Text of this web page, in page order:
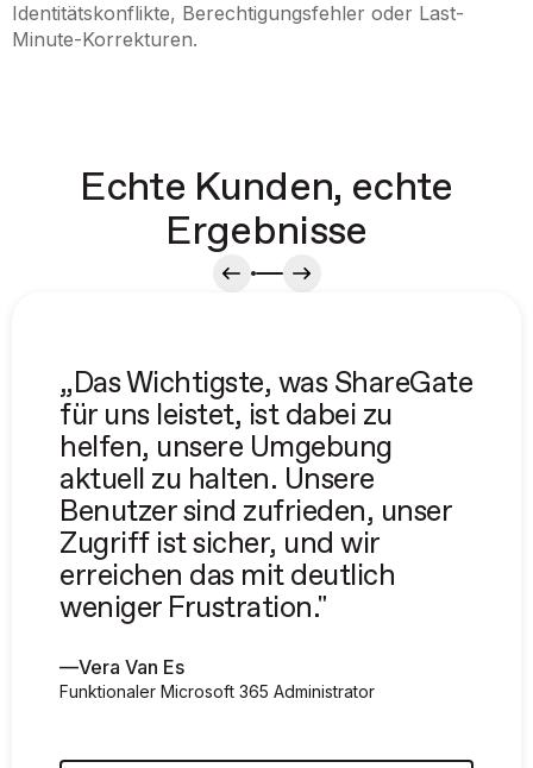
Identitätskonflikte, Berechtigungsfehler oder Last-
Minute-Korrekturen.
Echte Kunden, echte
Ergebnisse
„Das Wichtigste, was ShareGate
für uns leistet, ist dabei zu
helfen, unsere Umgebung
aktuell zu halten. Unsere
Benutzer sind zufrieden, unser
Zugriff ist sicher, und wir
erreichen das mit deutlich
weniger Frustration."
—Vera Van Es
Funktionaler Microsoft 365 Administrator